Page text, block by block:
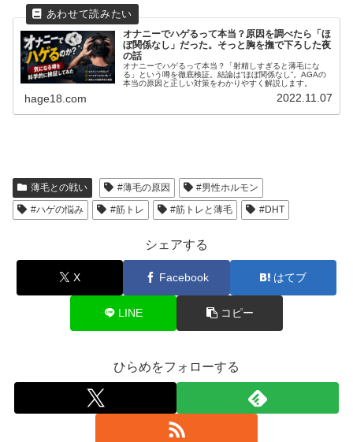
オナニーでハゲるって本当？原因を調べたら「ほ
ぼ関係なし」だった。そっと胸を撫で下ろした夜
の話
オナニーでハゲるって本当？「射精しすぎると薄毛にな
る」という噂を徹底検証。結論は“ほぼ関係なし”。AGAの
本当の原因と正しい対策をわかりやすく解説します。
hage18.com 2022.11.07
薄毛との戦い #薄毛の原因
#男性ホルモン
#ハゲの悩み
#筋トレ #筋トレと薄毛 #DHT
シェアする
X Facebook はてブ
LINE コピー
ひらめをフォローする